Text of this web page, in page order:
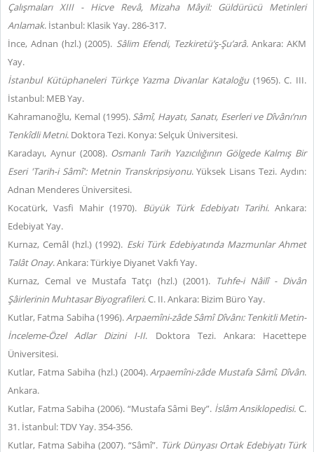
Çalışmaları XIII - Hicve Revâ, Mizaha Mâyil: Güldürücü Metinleri
Anlamak. İstanbul: Klasik Yay. 286-317.
İnce, Adnan (hzl.) (2005). Sâlim Efendi, Tezkiretü’ş-Şu’arâ. Ankara: AKM
Yay.
İstanbul Kütüphaneleri Türkçe Yazma Divanlar Kataloğu (1965). C. III.
İstanbul: MEB Yay.
Kahramanoğlu, Kemal (1995). Sâmî, Hayatı, Sanatı, Eserleri ve Dîvânı’nın
Tenkîdli Metni. Doktora Tezi. Konya: Selçuk Üniversitesi.
Karadayı, Aynur (2008). Osmanlı Tarih Yazıcılığının Gölgede Kalmış Bir
Eseri 'Tarih-i Sâmî': Metnin Transkripsiyonu. Yüksek Lisans Tezi. Aydın:
Adnan Menderes Üniversitesi.
Kocatürk, Vasfi Mahir (1970). Büyük Türk Edebiyatı Tarihi. Ankara:
Edebiyat Yay.
Kurnaz, Cemâl (hzl.) (1992). Eski Türk Edebiyatında MazmunlarAhmet
Talât Onay. Ankara: Türkiye Diyanet Vakfı Yay.
Kurnaz, Cemal ve Mustafa Tatçı (hzl.) (2001). Tuhfe-i Nâilî - Divân
Şâirlerinin Muhtasar Biyografileri. C. II. Ankara: Bizim Büro Yay.
Kutlar, Fatma Sabiha (1996).Arpaemîni-zâde Sâmî Dîvânı: Tenkitli Metin-
İnceleme-Özel Adlar Dizini I-II. Doktora Tezi. Ankara: Hacettepe
Üniversitesi.
Kutlar, Fatma Sabiha (hzl.) (2004).Arpaemîni-zâde Mustafa Sâmî, Dîvân.
Ankara.
Kutlar, Fatma Sabiha (2006). “Mustafa Sâmi Bey”. İslâm Ansiklopedisi.C.
31. İstanbul: TDV Yay. 354-356.
Kutlar, Fatma Sabiha (2007). “Sâmî”. Türk Dünyası Ortak Edebiyatı Türk